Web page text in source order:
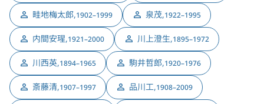
畦地梅太郎,1902–1999 泉茂,1922–1995
内間安瑆,1921–2000 川上澄生,1895–1972
川西英,1894–1965 駒井哲郎,1920–1976
斎藤清,1907–1997 品川工,1908–2009